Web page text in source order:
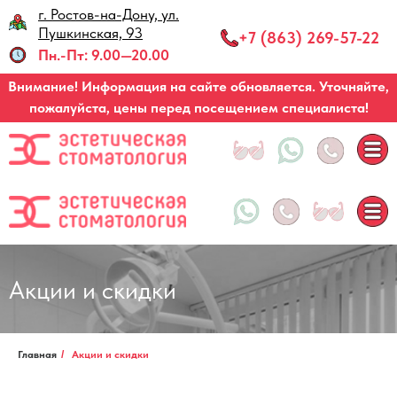
г. Ростов-на-Дону, ул.
Пушкинская, 93
Пн.-Пт: 9.00—20.00
+7 (863) 269-57-22
Внимание! Информация на сайте обновляется. Уточняйте,
пожалуйста, цены перед посещением специалиста!
Запись по звонку
Акции и скидки
Главная / Акции и скидки